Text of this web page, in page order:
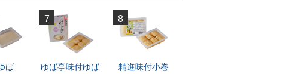
ば
7
ゆば亭味付ゆば
8
精進味付小巻